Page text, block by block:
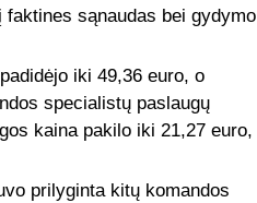
sąnaudas bei gydymo
iki 49,36 euro, o
specialistų paslaugų
kaina pakilo iki 21,27 euro,
prilyginta kitų komandos